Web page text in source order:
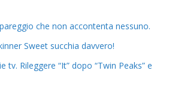
che non accontenta nessuno.
Sweet succhia davvero!
tv. Rileggere “It” dopo “Twin Peaks” e